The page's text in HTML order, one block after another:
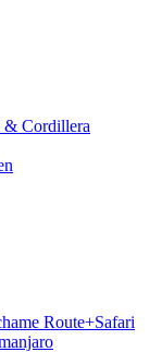
& Cordillera
Route+Safari